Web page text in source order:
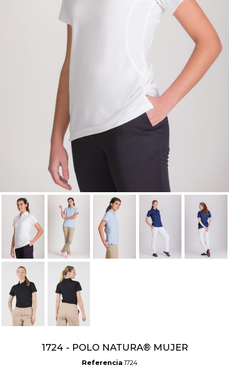
1724 - POLO NATURA® MUJER
Referencia 1724
Nombre de la lista de Favoritos
Cancelar Crear lista de Favoritos
Iniciar sesión